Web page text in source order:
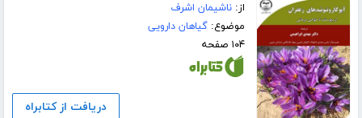
از:ناشیمان اشرف
موضوع:گیاهان دارویی
۱۰۴ صفحه
دریافت از کتابراه